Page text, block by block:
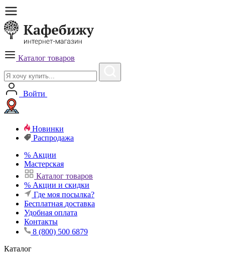
Каталог товаров
Войти
Новинки
Распродажа
% Акции
Мастерская
Каталог товаров
% Акции и скидки
Где моя посылка?
Бесплатная доставка
Удобная оплата
Контакты
8 (800) 500 6879
Каталог